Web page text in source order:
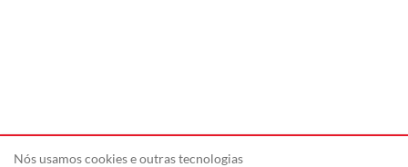
Nós usamos cookies e outras tecnologias